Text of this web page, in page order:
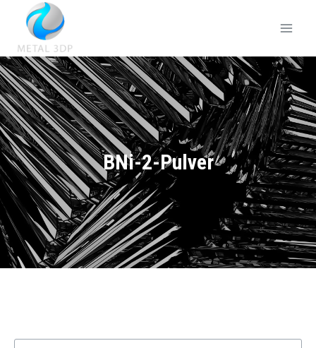
BNi-2-Pulver